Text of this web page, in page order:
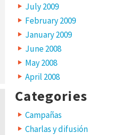
July 2009
February 2009
January 2009
June 2008
May 2008
April 2008
Categories
Campañas
Charlas y difusión